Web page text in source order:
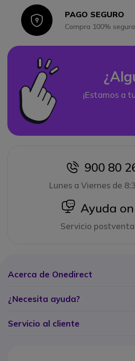
IconPAGO SEGURO
Compra 100% segura
¡Estamos a
icon
900 80
Lunes a Viernes de
icon
Ayuda
Servicio postventa
Acerca de Onedirect
¿Necesita ayuda?
Servicio al cliente